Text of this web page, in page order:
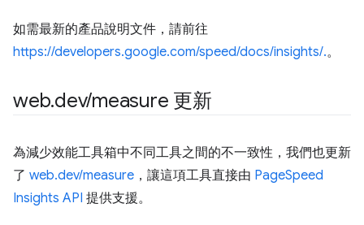
如需最新的產品說明文件，請前往
https://developers.google.com/speed/docs/insights/.。
web.dev/measure 更新
為減少效能工具箱中不同工具之間的不一致性，我們也更新
了 web.dev/measure ，讓這項工具直接由 PageSpeed
Insights API 提供支援。